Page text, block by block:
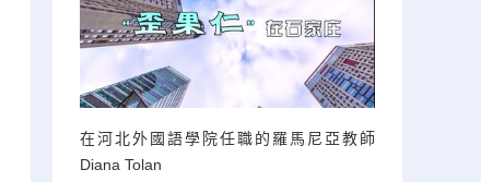
在河北外國語學院任職的羅馬尼亞教師
Diana Tolan